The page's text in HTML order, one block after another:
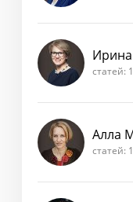
статей:
Алла
статей: